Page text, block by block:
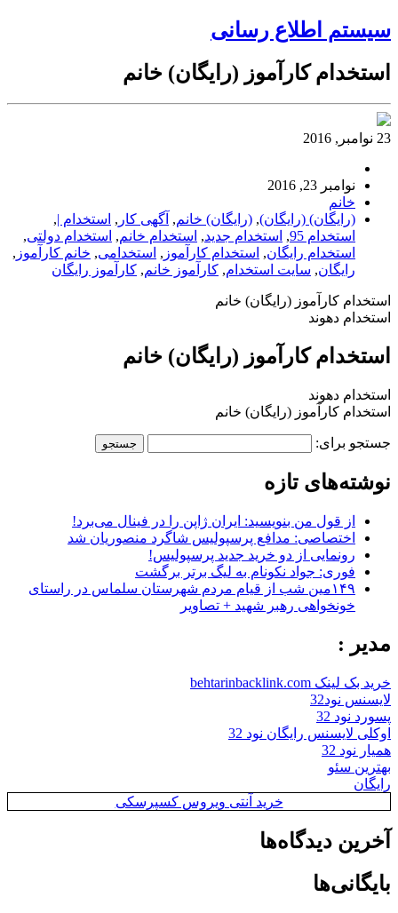
سیستم اطلاع رسانی
استخدام کارآموز (رایگان) خانم
23 نوامبر, 2016
نوامبر 23, 2016
خانم
(رایگان) (رایگان), (رایگان) خانم, آگهی کار , استخدام |,
استخدام 95
, استخدام جدید, استخدام خانم, استخدام دولتی,
استخدام رایگان, استخدام کارآموز , استخدامی, خانم کارآموز ,
رایگان, سایت استخدام, کارآموز خانم, کارآموز رایگان
استخدام کارآموز (رایگان) خانم
استخدام دهوند
استخدام کارآموز (رایگان) خانم
استخدام دهوند
استخدام کارآموز (رایگان) خانم
جستجو برای:
نوشته‌های تازه
از قول من بنویسید: ایران ژاپن را در فینال می‌برد!
اختصاصی: مدافع پرسپولیس شاگرد منصوریان شد
رونمایی از دو خرید جدید پرسپولیس!
فوری: جواد نکونام به لیگ برتر برگشت
۱۴۹مین شب از قیام مردم شهرستان سلماس در راستای
خونخواهی رهبر شهید + تصاویر
مدیر :
خرید بک لینک behtarinbacklink.com
لایسنس نود32
پسورد نود 32
اوکلی لایسنس رایگان نود 32
همیار نود 32
بهترین سئو
رایگان
خرید آنتی ویروس کسپرسکی
آخرین دیدگاه‌ها
بایگانی‌ها